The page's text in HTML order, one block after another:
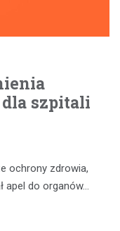
szpitali
ochrony zdrowia,
apel do organów…